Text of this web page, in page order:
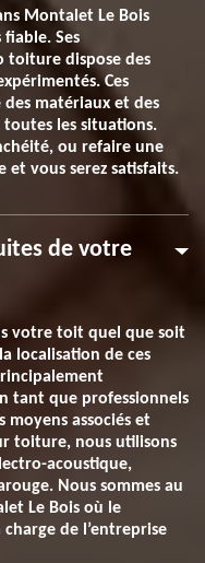
Montalet Le Bois
Ses
toiture dispose des
Ces
matériaux et des
toutes les situations.
ou refaire une
vous serez satisfaits.
de votre
votre toit quel que soit
localisation de ces
tant que professionnels
associés et
toiture, nous utilisons
acoustique,
Nous sommes au
Le Bois où le
de l’entreprise